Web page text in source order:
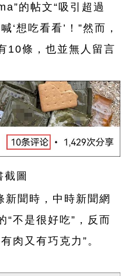
的帖文“吸引超過
‘想吃看看’！”然而，
10條，也並無人留言
截圖
新聞時，中時新聞網
“不是很好吃”，反而
肉又有巧克力”。